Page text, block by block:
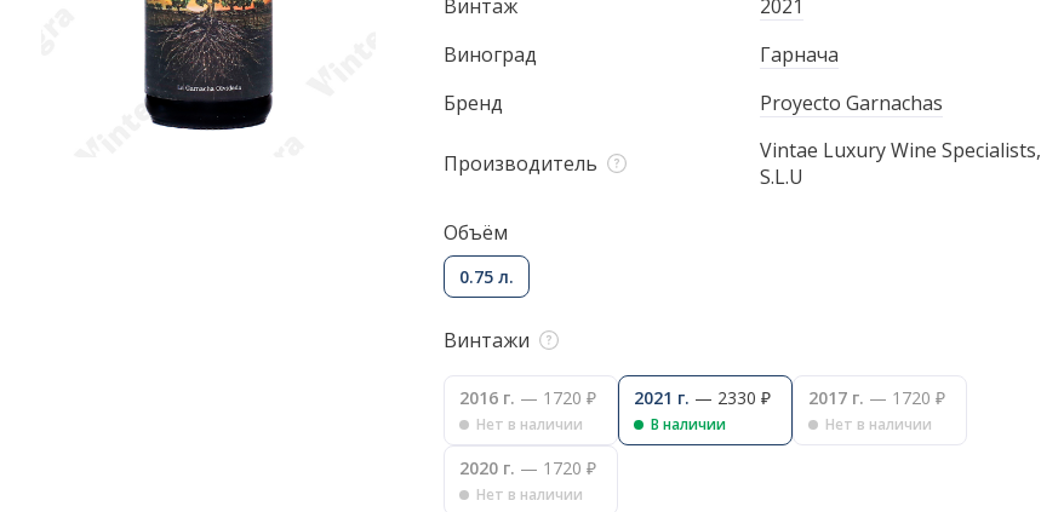
Винтаж
2021
Виноград
Гарнача
Бренд
Proyecto Garnachas
Производитель
Vintae Luxury Wine Specialists,
S.L.U
Объём
0.75 л.
Винтажи
2016 г. — 1720 ₽
Нет в наличии
2021 г. — 2330 ₽
В наличии
2017 г. — 1720 ₽
Нет в наличии
2020 г. — 1720 ₽
Нет в наличии